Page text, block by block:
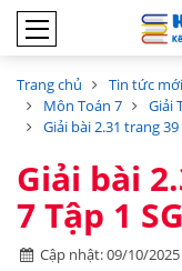
Trang chủ Tin tức mới
Môn Toán 7
Giải
Giải bài 2.31 trang
Giải bài
7 Tập 1
Cập nhật: 09/10/2025